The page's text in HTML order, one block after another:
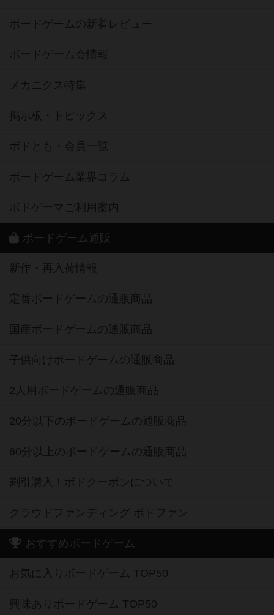
ボードゲームの新着レビュー
ボードゲーム会情報
メカニクス特集
掲示板・トピックス
ボドとも・会員一覧
ボードゲーム業界コラム
ボドゲーマご利用案内
ボードゲーム通販
新作・再入荷情報
定番ボードゲームの通販商品
国産ボードゲームの通販商品
子供向けボードゲームの通販商品
2人用ボードゲームの通販商品
20分以下のボードゲームの通販商品
60分以上のボードゲームの通販商品
割引購入！ボドクーポンについて
クラウドファンディング ボドファン
おすすめボードゲーム
お気に入りボードゲーム TOP50
興味ありボードゲーム TOP50